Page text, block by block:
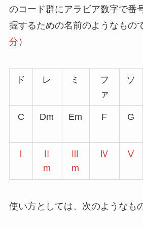
のコード群にアラビア数字で番
握するための名前のようなもの
分 ）
ド レ ミ
フ
ァ
ソ
C Dm Em F G
Ⅰ
Ⅱ
m
Ⅲ
m
Ⅳ Ⅴ
使い方としては、次のようなも